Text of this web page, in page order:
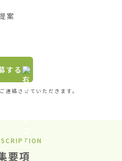
案
する
連絡させていただきます。
要項